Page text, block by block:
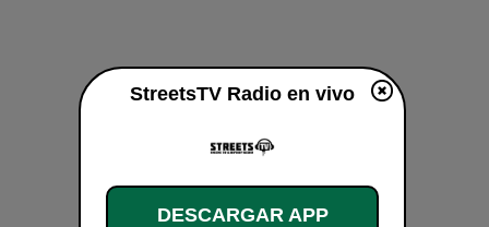
StreetsTV Radio en vivo
DESCARGAR APP